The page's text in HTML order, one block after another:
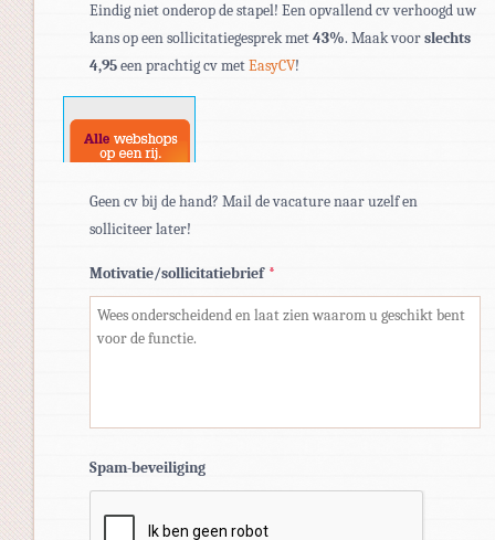
bestandstypen:
pdf,
doc,
docx.
Eindig niet onderop de stapel! Een opvallend cv verhoogd uw
kans op een sollicitatiegesprek met43%. Maak voorslechts
4,95een prachtig cv metEasyCV!
Geen cv bij de hand? Mail de vacature naar uzelf en
solliciteer later!
Motivatie/sollicitatiebrief *
Spam-beveiliging